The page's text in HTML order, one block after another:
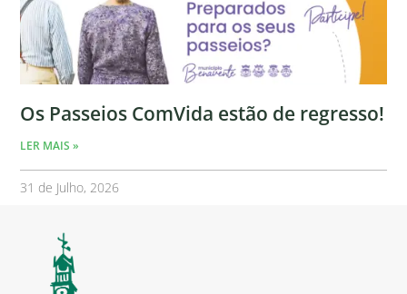
Os Passeios ComVida estão de regresso!
LER MAIS »
31 de Julho, 2026